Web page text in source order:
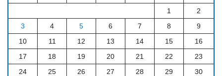
1
2
3
4 5 6 7 8
9
10
11 12 13 14 15
16
17
18 19 20 21 22
23
24
25 26 27 28 29
30